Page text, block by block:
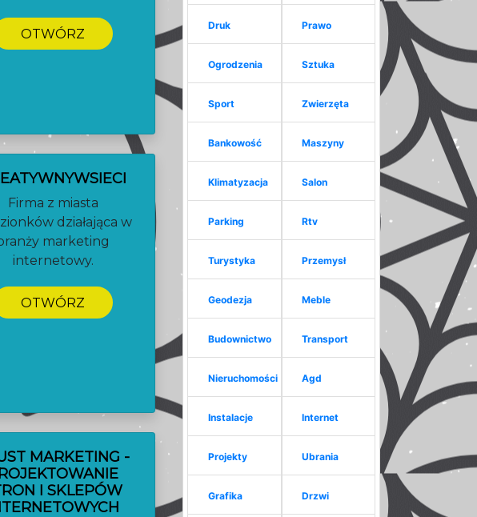
OTWÓRZ
Firma z miasta
działająca w
marketing
internetowy.
OTWÓRZ
MARKETING -
I SKLEPÓW
Druk
Ogrodzenia
Sport
Bankowość
Klimatyzacja
Parking
Turystyka
Geodezja
Budownictwo
Nieruchomości
Instalacje
Projekty
Grafika
Prawo
Sztuka
Zwierzęta
Maszyny
Salon
Rtv
Przemysł
Meble
Transport
Agd
Internet
Ubrania
Drzwi